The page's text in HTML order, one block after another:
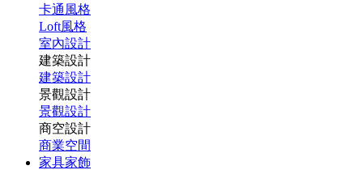
卡通風格
Loft風格
室內設計
建築設計
建築設計
景觀設計
景觀設計
商空設計
商業空間
家具家飾